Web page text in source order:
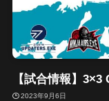
【試合情報】
2023年9月6日